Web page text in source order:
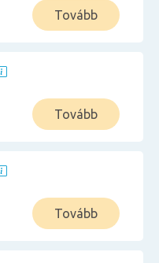
Tovább
Tovább
Tovább